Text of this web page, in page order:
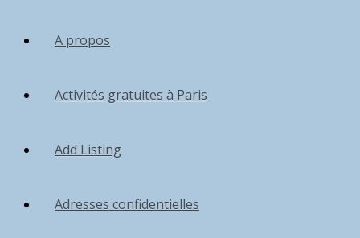
A propos
Activités gratuites à Paris
Add Listing
Adresses confidentielles